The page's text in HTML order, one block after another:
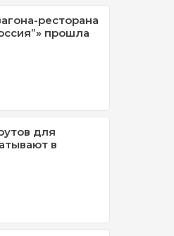
ресторана
прошла
для
в